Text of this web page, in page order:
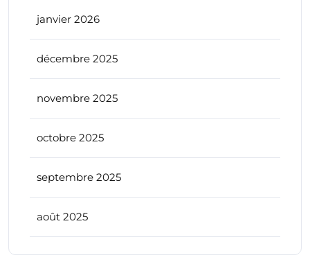
janvier 2026
décembre 2025
novembre 2025
octobre 2025
septembre 2025
août 2025